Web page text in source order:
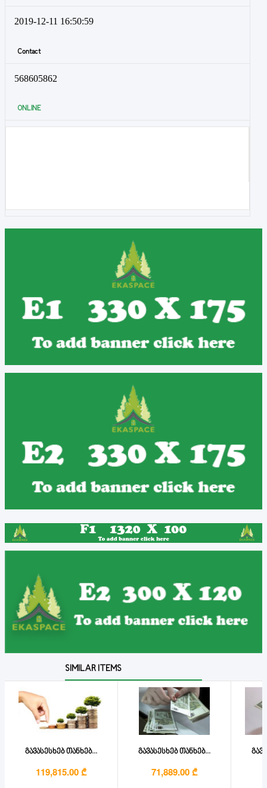
2019-12-11 16:50:59
Contact
568605862
ONLINE
SIMILAR ITEMS
გავასესხებ თანხებ...
119,815.00 ₾
გავასესხებ თანხებ...
71,889.00 ₾